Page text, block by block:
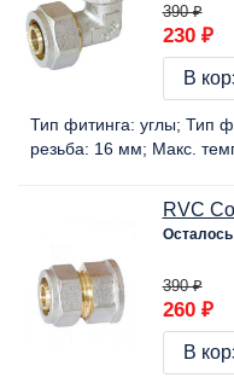
390 ₽
230 ₽
В
Тип фитинга: углы Тип
резьба: 16 мм Макс.
RVC
390 ₽
260 ₽
В